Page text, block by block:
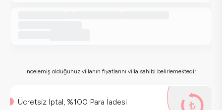
İncelemiş olduğunuz villanın fiyatlarını villa sahibi belirlemektedir.
Ücretsiz İptal, %100 Para İadesi